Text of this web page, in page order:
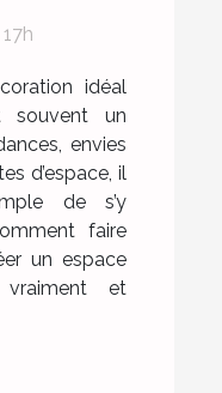
idéal
souvent un
envies
d’espace, il
de s’y
faire
un espace
et